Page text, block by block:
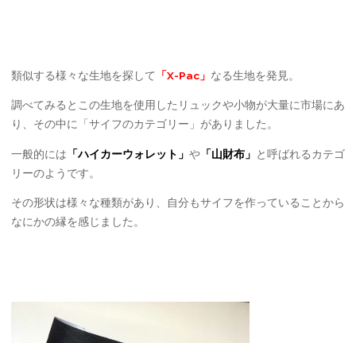
類似する様々な生地を探して 「X-Pac」 なる生地を発見。
調べてみるとこの生地を使用したリュックや小物が大量に市場にあ
り、その中に「サイフのカテゴリー」がありました。
一般的には 「ハイカーウォレット」 や「山財布」 と呼ばれるカテゴ
リーのようです。
その形状は様々な種類があり、自分もサイフを作っていることから
なにかの縁を感じました。